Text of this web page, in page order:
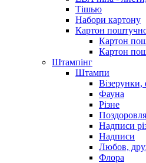
Тішью
Набори картону
Картон
Картон
Картон
Штампінг
Штампи
Візерунки,
Фауна
Різне
Надписи
Надписи
Любов,
Флора